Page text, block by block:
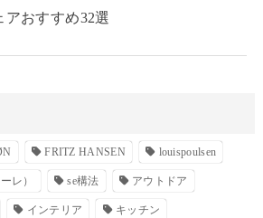
アおすすめ32選
FRITZ HANSEN louispoulsen
レ） se構法 アウトドア
インテリア キッチン